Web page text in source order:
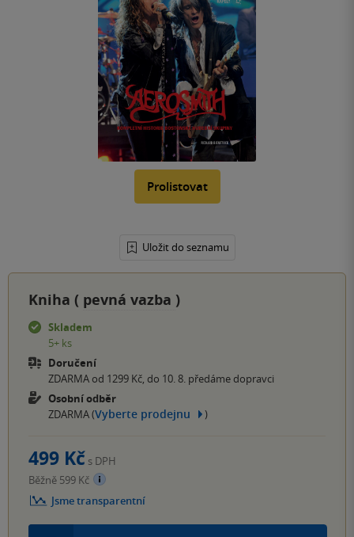
Prolistovat
Uložit do seznamu
Kniha ( pevná vazba )
Skladem
5+ ks
Doručení
ZDARMA od 1299 Kč, do 10. 8. předáme dopravci
Osobní odběr
ZDARMA (Vyberte prodejnu )
499 Kč s DPH
Běžně 599 Kč
Jsme transparentní